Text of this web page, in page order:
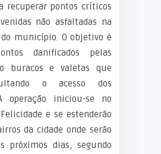
recuperar pontos críticos
não asfaltadas na
município. O objetivo é
danificados pelas
buracos e valetas que
o acesso dos
operação iniciou-se no
e se estenderão
da cidade onde serão
próximos dias, segundo